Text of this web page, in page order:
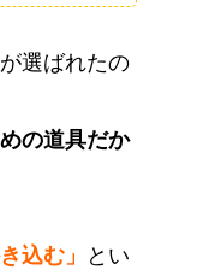
選ばれたの
の道具だか
込む」
とい